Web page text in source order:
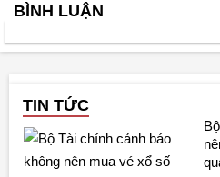
BÌNH LUẬN
TIN TỨC